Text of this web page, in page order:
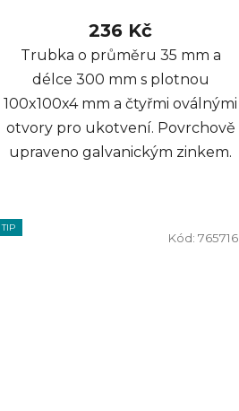
236 Kč
Trubka o průměru 35 mm a
délce 300 mm s plotnou
100x100x4 mm a čtyřmi oválnými
otvory pro ukotvení. Povrchově
upraveno galvanickým zinkem.
TIP
Kód: 765716